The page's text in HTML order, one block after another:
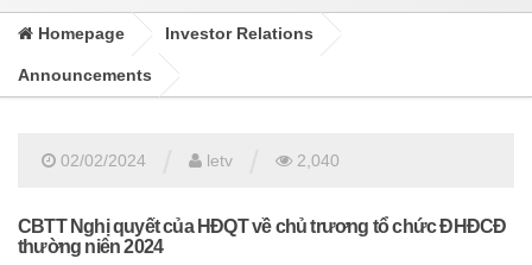
Homepage Investor Relations
Announcements
02/02/2024 letv 2,040
CBTT Nghị quyết của HĐQT về chủ trương tổ chức ĐHĐCĐ
thường niên 2024